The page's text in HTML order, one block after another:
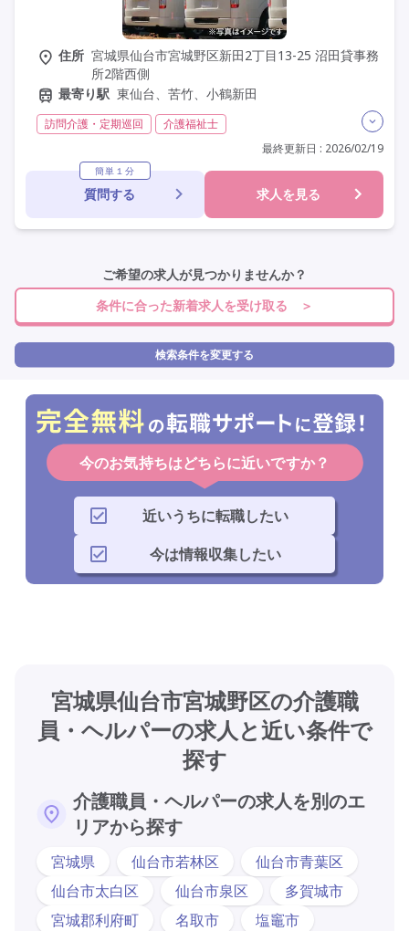
住所 宮城県仙台市宮城野区新田2丁目13-25 沼田貸事務
所2階西側
最寄り駅 東仙台、苦竹、小鶴新田
訪問介護・定期巡回
介護福祉士
初任者研修(ヘルパー2級)
学歴不問 未経験歓迎 定年なし 駅近
最終更新日 : 2026/02/19
簡単１分
質問する 求人を見る
ご希望の求人が見つかりませんか？
条件に合った新着求人を受け取る ＞
検索条件を変更する
今のお気持ちはどちらに近いですか？
近いうちに転職したい
今は情報収集したい
宮城県仙台市宮城野区の介護職
員・ヘルパーの求人と近い条件で
探す
介護職員・ヘルパーの求人を別のエ
リアから探す
宮城県 仙台市若林区
仙台市青葉区
仙台市太白区
仙台市泉区
多賀城市
宮城郡利府町
名取市
塩竈市